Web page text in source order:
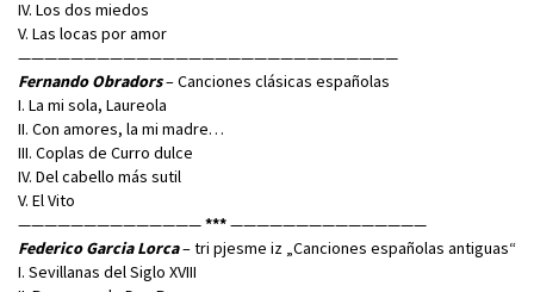
IV. Los dos miedos
V. Las locas por amor
—————————————————————————————
Fernando Obradors– Canciones clásicas españolas
I. La mi sola, Laureola
II. Con amores, la mi madre…
III. Coplas de Curro dulce
IV. Del cabello más sutil
V. El Vito
——————————————***———————————————
Federico Garcia Lorca– tri pjesme iz „Canciones españolas antiguas“
I. Sevillanas del Siglo XVIII